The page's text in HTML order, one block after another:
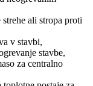
ali stropa proti
v stavbi,
stavbe,
za centralno